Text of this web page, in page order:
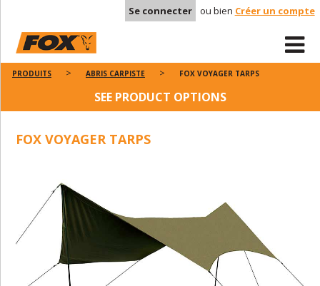
Se connecter ou bien Créer un compte
PRODUITS ABRIS CARPISTE FOX VOYAGER TARPS
SEE PRODUCT OPTIONS
FOX VOYAGER TARPS